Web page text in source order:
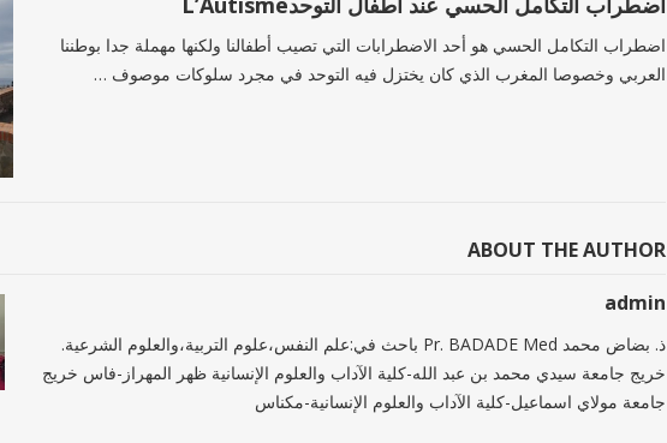
اضطراب التكامل الحسي هو أحد الاضطرابات التي تصيب أطفالنا ولكنها مهملة جدا بوطننا
العربي وخصوصا المغرب الذي كان يختزل فيه التوحد في مجرد سلوكات موصوف …
ABOUT THE AUTHOR
admin
ذ. بضاض محمد Pr. BADADE Med باحث في:علم النفس،علوم التربية،والعلوم الشرعية.
خريج جامعة سيدي محمد بن عبد الله-كلية الآداب والعلوم الإنسانية ظهر المهراز-فاس خريج
جامعة مولاي اسماعيل-كلية الآداب والعلوم الإنسانية-مكناس